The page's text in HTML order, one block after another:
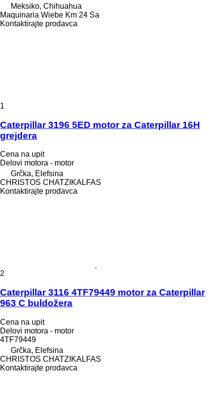
Meksiko, Chihuahua
Maquinaria Wiebe Km 24 Sa
Kontaktirajte prodavca
1
Caterpillar 3196 5ED motor za Caterpillar 16H
grejdera
Cena na upit
Delovi motora - motor
Grčka, Elefsina
CHRISTOS CHATZIKALFAS
Kontaktirajte prodavca
2
Caterpillar 3116 4TF79449 motor za Caterpillar
963 C buldožera
Cena na upit
Delovi motora - motor
4TF79449
Grčka, Elefsina
CHRISTOS CHATZIKALFAS
Kontaktirajte prodavca